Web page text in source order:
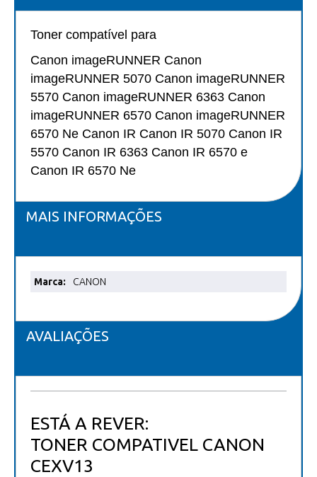
Toner compatível para
Canon imageRUNNER Canon
imageRUNNER 5070 Canon imageRUNNER
5570 Canon imageRUNNER 6363 Canon
imageRUNNER 6570 Canon imageRUNNER
6570 Ne Canon IR Canon IR 5070 Canon IR
5570 Canon IR 6363 Canon IR 6570 e
Canon IR 6570 Ne
MAIS INFORMAÇÕES
Mais
CANON
AVALIAÇÕES
ESTÁ A REVER:
TONER COMPATIVEL CANON
CEXV13